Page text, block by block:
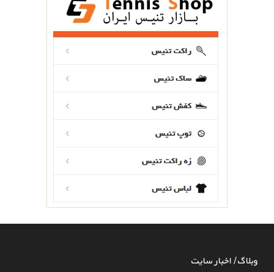
وبلاگ / اخبار سایت